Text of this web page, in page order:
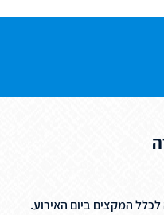
המקצים ביום האירוע.